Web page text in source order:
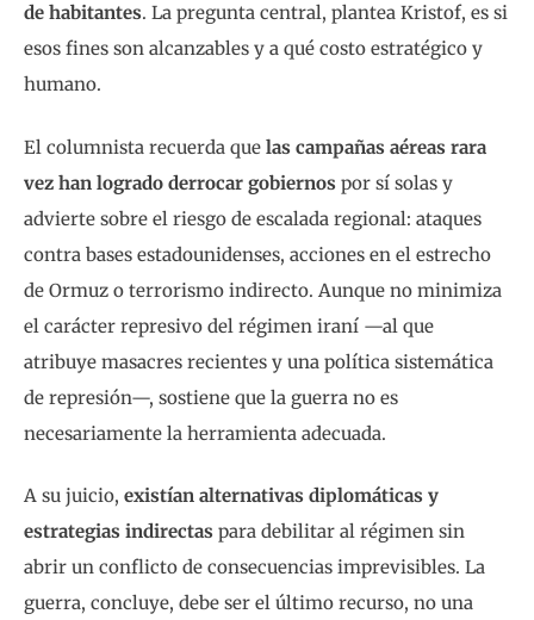
de habitantes. La pregunta central, plantea Kristof, es si
esos fines son alcanzables y a qué costo estratégico y
humano.
El columnista recuerda que las campañas aéreas rara
vez han logrado derrocar gobiernos por sí solas y
advierte sobre el riesgo de escalada regional: ataques
contra bases estadounidenses, acciones en el estrecho
de Ormuz o terrorismo indirecto. Aunque no minimiza
el carácter represivo del régimen iraní —al que
atribuye masacres recientes y una política sistemática
de represión—, sostiene que la guerra no es
necesariamente la herramienta adecuada.
A su juicio, existían alternativas diplomáticas y
estrategias indirectas para debilitar al régimen sin
abrir un conflicto de consecuencias imprevisibles. La
guerra, concluye, debe ser el último recurso, no una